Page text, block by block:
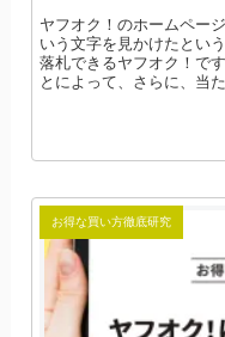
ヤフオク！のホームペー
いう文字を見かけたとい
落札できるヤフオク！で
とによって、さらに、当
お得な買い方徹底研究